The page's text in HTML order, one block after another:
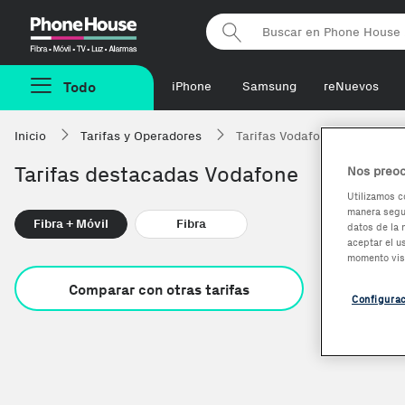
Phonehouse
Todo iPhone Samsung reNuevos
Inicio Tarifas y Operadores Tarifas Vodafone
Tarifas destacadas Vodafone
Fibra + Móvil Fibra
Comparar con otras tarifas
Nos
Utilizamos
manera
datos de la
aceptar el
momento